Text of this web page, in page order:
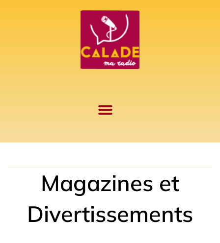
Magazines et
Divertissements